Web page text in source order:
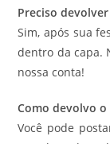
Preciso
Sim, após sua
dentro da capa.
nossa conta!
Como devolvo
Você pode